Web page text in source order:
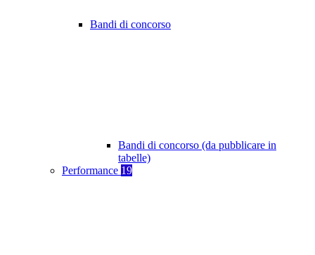
Bandi di concorso
Bandi di concorso (da pubblicare in
tabelle)
Performance 19